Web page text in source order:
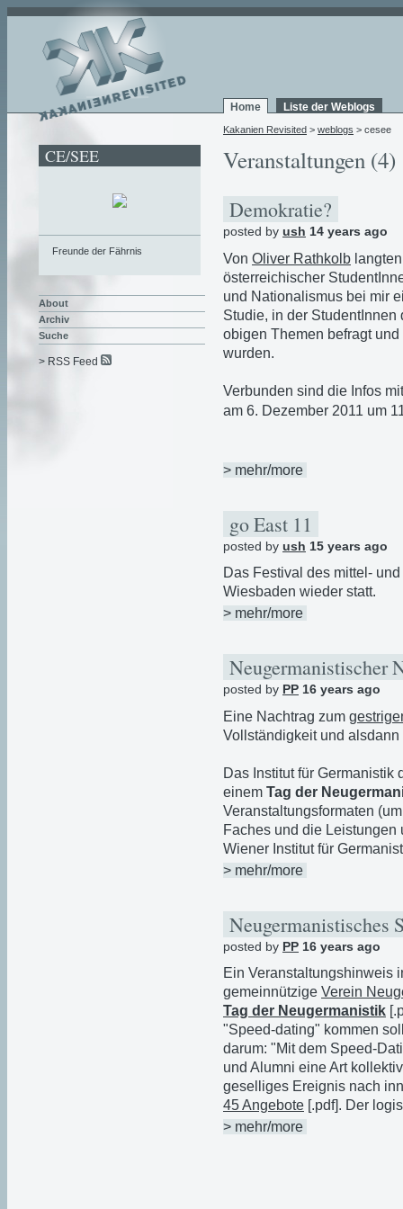
Home Liste der Weblogs
Kakanien Revisited > weblogs > cesee
Veranstaltungen (4)
Demokratie?
posted by ush 14 years ago
Von Oliver Rathkolb
österreichischer
und Nationalismus bei mir
Studie, in der
obigen Themen befragt
wurden.
Verbunden sind die Infos
am 6. Dezember 2011 um
> mehr/more
go East 11
posted by ush 15 years ago
Das Festival des mittel-
Wiesbaden wieder statt.
> mehr/more
Neugermanistischer
posted by PP 16 years ago
Eine Nachtrag zum
Vollständigkeit und alsdann
Das Institut für
einem Tag der
Veranstaltungsformaten
Faches und die
Wiener Institut für
> mehr/more
Neugermanistisches
posted by PP 16 years ago
Ein Veranstaltungshinweis
gemeinnützige Verein
Tag der Neugermanistik
"Speed-dating" kommen
darum: "Mit dem Speed-
und Alumni eine Art
geselliges Ereignis nach
45 Angebote [.pdf]. Der
> mehr/more
CE/SEE
Freunde der Fährnis
About
Archiv
Suche
> RSS Feed